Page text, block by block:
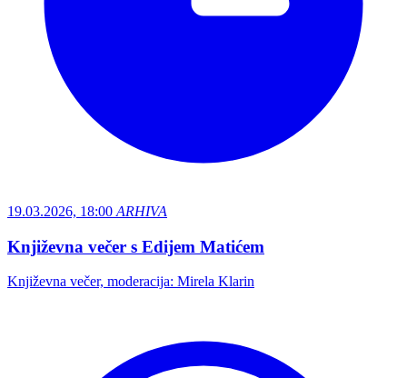
19.03.2026, 18:00 ARHIVA
Književna večer s Edijem Matićem
Književna večer, moderacija: Mirela Klarin